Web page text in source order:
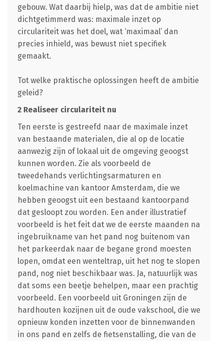
gebouw. Wat daarbij hielp, was dat de ambitie niet
dichtgetimmerd was: maximale inzet op
circulariteit was het doel, wat ‘maximaal’ dan
precies inhield, was bewust niet specifiek
gemaakt.
Tot welke praktische oplossingen heeft de ambitie
geleid?
2 Realiseer circulariteit nu
Ten eerste is gestreefd naar de maximale inzet
van bestaande materialen, die al op de locatie
aanwezig zijn of lokaal uit de omgeving geoogst
kunnen worden. Zie als voorbeeld de
tweedehands verlichtingsarmaturen en
koelmachine van kantoor Amsterdam, die we
hebben geoogst uit een bestaand kantoorpand
dat gesloopt zou worden. Een ander illustratief
voorbeeld is het feit dat we de eerste maanden na
ingebruikname van het pand nog buitenom van
het parkeerdak naar de begane grond moesten
lopen, omdat een wenteltrap, uit het nog te slopen
pand, nog niet beschikbaar was. Ja, natuurlijk was
dat soms een beetje behelpen, maar een prachtig
voorbeeld. Een voorbeeld uit Groningen zijn de
hardhouten kozijnen uit de oude vakschool, die we
opnieuw konden inzetten voor de binnenwanden
in ons pand en zelfs de fietsenstalling, die van de